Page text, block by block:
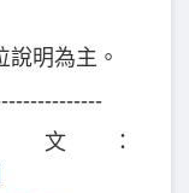
明為主。
：